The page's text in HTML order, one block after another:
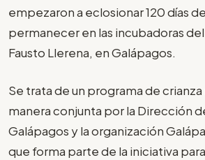
empezaron a eclosionar 120 días
permanecer en las incubadoras
Fausto Llerena, en Galápagos.
Se trata de un programa de
manera conjunta por la Dirección
Galápagos y la organización
que forma parte de la iniciativa